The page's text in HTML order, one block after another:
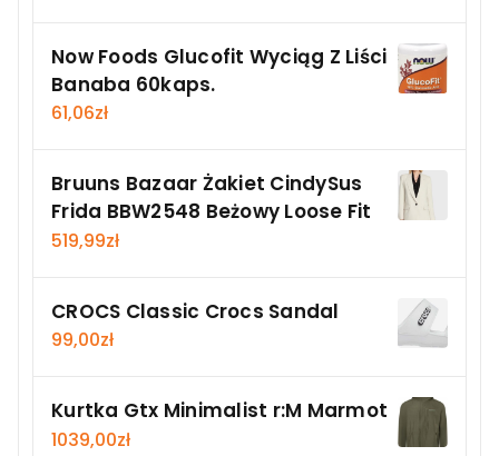
Now Foods Glucofit Wyciąg Z Liści
Banaba 60kaps.
61,06zł
Bruuns Bazaar Żakiet CindySus
Frida BBW2548 Beżowy Loose Fit
519,99zł
CROCS Classic Crocs Sandal
99,00zł
Kurtka Gtx Minimalist r:M Marmot
1039,00zł